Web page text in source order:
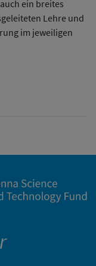
ein breites
Lehre und
im jeweiligen